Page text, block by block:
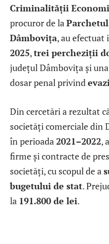
Criminalității
procuror de la
Dâmbovița, au efectuat
2025,trei percheziții
județul Dâmbovița și
dosar penal privind
Din cercetări a rezultat
societăți comerciale din
în perioada2021–2022,
firme și contracte de
societăți, cu scopul de a
bugetului de stat.
la 191.800 de lei.